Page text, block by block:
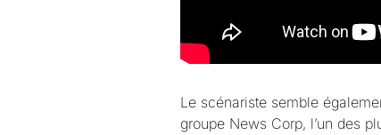
Le scénariste semble
groupe News Corp, l’un des